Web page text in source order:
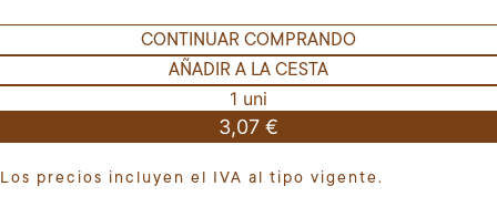
CONTINUAR COMPRANDO
AÑADIR A LA CESTA
1 uni
3,07 €
Los precios incluyen el IVA al tipo vigente.